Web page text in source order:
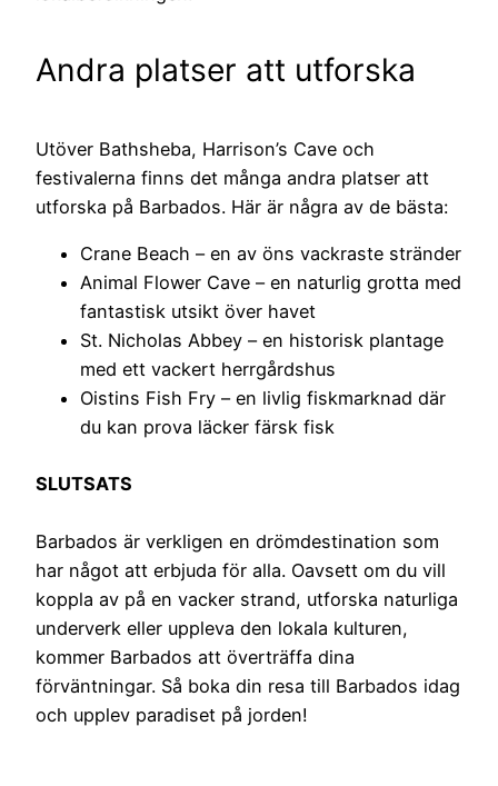
Andra platser att utforska
Utöver Bathsheba, Harrison’s Cave och
festivalerna finns det många andra platser att
utforska på Barbados. Här är några av de bästa:
Crane Beach – en av öns vackraste stränder
Animal Flower Cave – en naturlig grotta med
fantastisk utsikt över havet
St. Nicholas Abbey – en historisk plantage
med ett vackert herrgårdshus
Oistins Fish Fry – en livlig fiskmarknad där
du kan prova läcker färsk fisk
SLUTSATS
Barbados är verkligen en drömdestination som
har något att erbjuda för alla. Oavsett om du vill
koppla av på en vacker strand, utforska naturliga
underverk eller uppleva den lokala kulturen,
kommer Barbados att överträffa dina
förväntningar. Så boka din resa till Barbados idag
och upplev paradiset på jorden!